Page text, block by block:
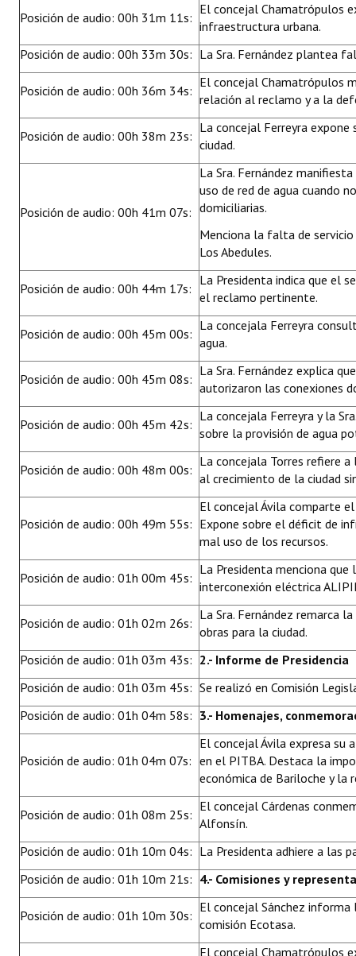
Posición de audio: 00h 31m 11s:
El concejal Chamatrópulos
infraestructura urbana.
Posición de audio: 00h 33m 30s: La Sra. Fernández plantea
Posición de audio: 00h 36m 34s:
El concejal Chamatrópulos
relación al reclamo y a la
Posición de audio: 00h 38m 23s:
La concejal Ferreyra
ciudad.
Posición de audio: 00h 41m 07s:
La Sra. Fernández
uso de red de agua cuando
domiciliarias.
Menciona la falta de
Los Abedules.
Posición de audio: 00h 44m 17s:
La Presidenta indica que el
el reclamo pertinente.
Posición de audio: 00h 45m 00s:
La concejala Ferreyra
agua.
Posición de audio: 00h 45m 08s:
La Sra. Fernández explica
autorizaron las conexiones
Posición de audio: 00h 45m 42s:
La concejala Ferreyra y la
sobre la provisión de agua
Posición de audio: 00h 48m 00s:
La concejala Torres refiere
al crecimiento de la ciudad
Posición de audio: 00h 49m 55s:
El concejal Ávila comparte
Expone sobre el déficit de
mal uso de los recursos.
Posición de audio: 01h 00m 45s:
La Presidenta menciona
interconexión eléctrica
Posición de audio: 01h 02m 26s:
La Sra. Fernández remarca
obras para la ciudad.
Posición de audio: 01h 03m 43s: 2.- Informe de Presidencia
Posición de audio: 01h 03m 45s: Se realizó en Comisión
Posición de audio: 01h 04m 58s: 3.- Homenajes,
Posición de audio: 01h 04m 07s:
El concejal Ávila expresa su
en el PITBA. Destaca la
económica de Bariloche y la
Posición de audio: 01h 08m 25s:
El concejal Cárdenas
Alfonsín.
Posición de audio: 01h 10m 04s: La Presidenta adhiere a las
Posición de audio: 01h 10m 21s: 4.- Comisiones y
Posición de audio: 01h 10m 30s:
El concejal Sánchez
comisión Ecotasa.
El concejal Chamatrópulos